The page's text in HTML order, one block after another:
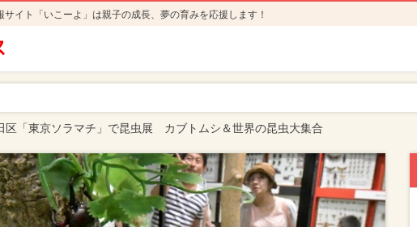
イト「いこーよ」は親子の成長、夢の育みを応援します！
区「東京ソラマチ」で昆虫展 カブトムシ＆世界の昆虫大集合